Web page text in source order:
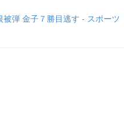
弾 金子７勝目逃す - スポーツ